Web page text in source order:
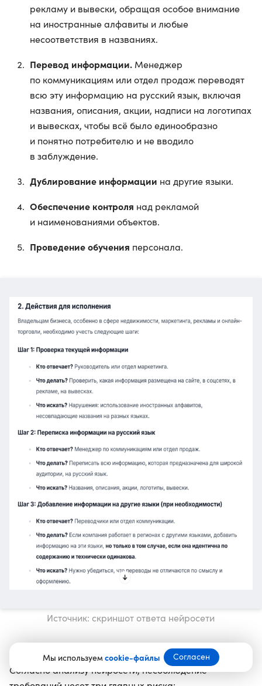
Мы используемcookie-файлы Согласен
рекламу и вывески, обращая особое внимание
на иностранные алфавиты и любые
несоответствия в названиях.
Перевод информации. Менеджер
по коммуникациям или отдел продаж переводят
всю эту информацию на русский язык, включая
названия, описания, акции, надписи на логотипах
и вывесках, чтобы всё было единообразно
и понятно потребителю и не вводило
в заблуждение.
Дублирование информации на другие языки.
Обеспечение контроля над рекламой
и наименованиями объектов.
Проведение обучения персонала.
Источник: скриншот ответа нейросети
Несоблюдение закона
Согласно анализу нейросети, несоблюдение